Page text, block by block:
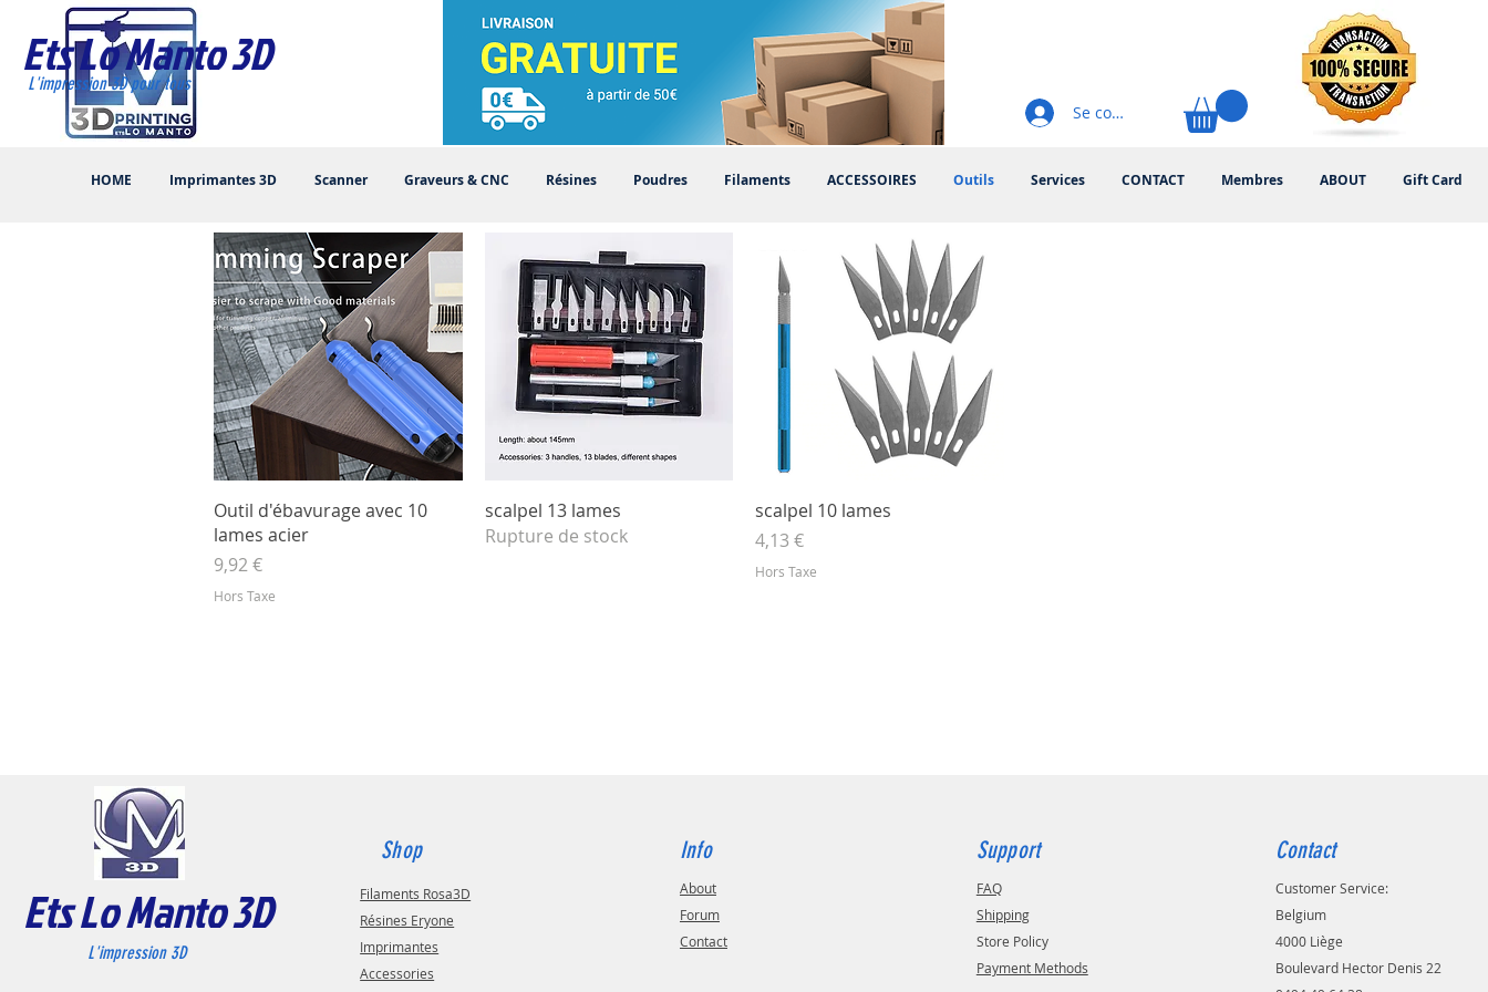
Ets Lo Manto 3D
HOME Imprimantes 3D Scanner Graveurs & CNC Résines Poudres Filaments ACCESSOIRES Outils Services CONTACT Membres ABOUT Gift Card
L'impression 3D pour tous
Se connecter
Aperçu rapide
Outil d'ébavurage avec 10
lames acier
Prix
9,92 €
Hors Taxe
Aperçu rapide
scalpel 13 lames
Rupture de stock
Aperçu rapide
scalpel 10 lames
Prix
4,13 €
Hors Taxe
Ets Lo Manto 3D
L'impression 3D
Shop
Filaments Rosa3D
Résines Eryone
Imprimantes
Accessories
Info
About
Forum
Contact
Support
FAQ
Shipping
Store Policy
Payment Methods
Contact
Customer Service:
Belgium
4000 Liège
Boulevard Hector Denis 22